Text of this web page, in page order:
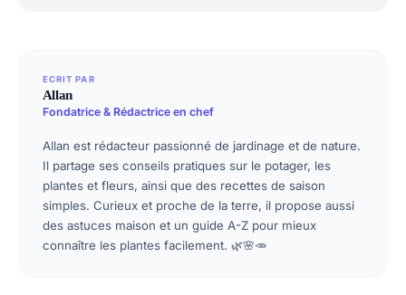
ECRIT PAR
Allan
Fondatrice & Rédactrice en chef
Allan est rédacteur passionné de jardinage et de nature.
Il partage ses conseils pratiques sur le potager, les
plantes et fleurs, ainsi que des recettes de saison
simples. Curieux et proche de la terre, il propose aussi
des astuces maison et un guide A-Z pour mieux
connaître les plantes facilement. 🌿🌸🥕